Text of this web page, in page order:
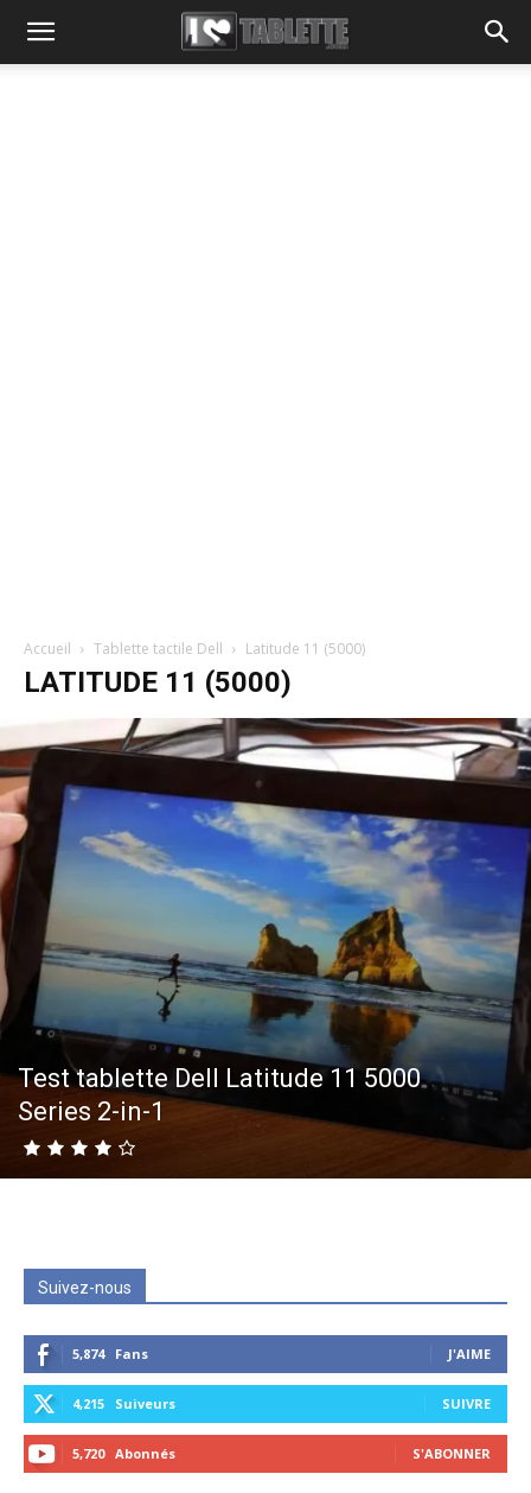
Accueil Tablette tactile Dell Latitude 11 (5000)
LATITUDE 11 (5000)
Test tablette Dell Latitude 11 5000
Series 2-in-1
Suivez-nous
5,874 Fans J'AIME
4,215 Suiveurs SUIVRE
5,720 Abonnés S'ABONNER